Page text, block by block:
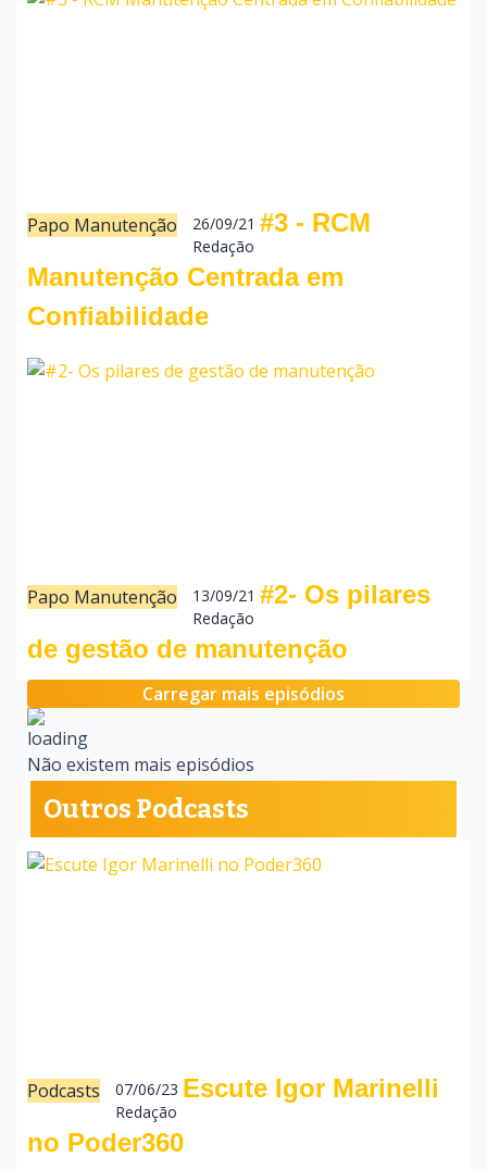
Papo Manutenção
26/09/21
Redação
#3 - RCM
Manutenção Centrada em
Confiabilidade
Papo Manutenção
13/09/21
Redação
#2- Os pilares
de gestão de manutenção
Carregar mais episódios
Não existem mais episódios
Outros Podcasts
Podcasts
07/06/23
Redação
Escute Igor Marinelli
no Poder360